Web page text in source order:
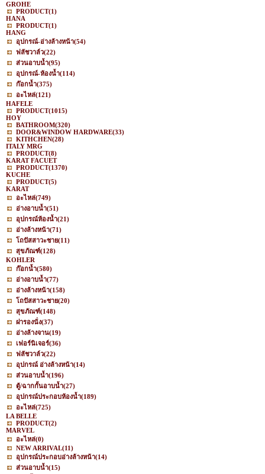
GROHE
PRODUCT(1)
HANA
PRODUCT(1)
HANG
อุปกรณ์-อ่างล้างหน้า(54)
ฟลัชวาล์ว(22)
ส่วนอาบน้ำ(95)
อุปกรณ์-ห้องน้ำ(114)
ก๊อกน้ำ(375)
อะไหล่(121)
HAFELE
PRODUCT(1015)
HOY
BATHROOM(320)
DOOR&WINDOW HARDWARE(33)
KITHCHEN(28)
ITALY MRG
PRODUCT(8)
KARAT FACUET
PRODUCT(1370)
KUCHE
PRODUCT(5)
KARAT
อะไหล่(749)
อ่างอาบน้ำ(51)
อุปกรณ์ห้องน้ำ(21)
อ่างล้างหน้า(71)
โถปัสสาวะชาย(11)
สุขภัณฑ์(128)
KOHLER
ก๊อกน้ำ(580)
อ่างอาบน้ำ(77)
อ่างล้างหน้า(158)
โถปัสสาวะชาย(20)
สุขภัณฑ์(148)
ฝารองนั่ง(37)
อ่างล้างจาน(19)
เฟอร์นิเจอร์(36)
ฟลัชวาล์ว(22)
อุปกรณ์ อ่างล้างหน้า(14)
ส่วนอาบน้ำ(196)
ตู้/ฉากกั้นอาบน้ำ(27)
อุปกรณ์ประกอบห้องน้ำ(189)
อะไหล่(725)
LA BELLE
PRODUCT(2)
MARVEL
อะไหล่(0)
NEW ARRIVAL(11)
อุปกรณ์ประกอบอ่างล้างหน้า(14)
ส่วนอาบน้ำ(15)